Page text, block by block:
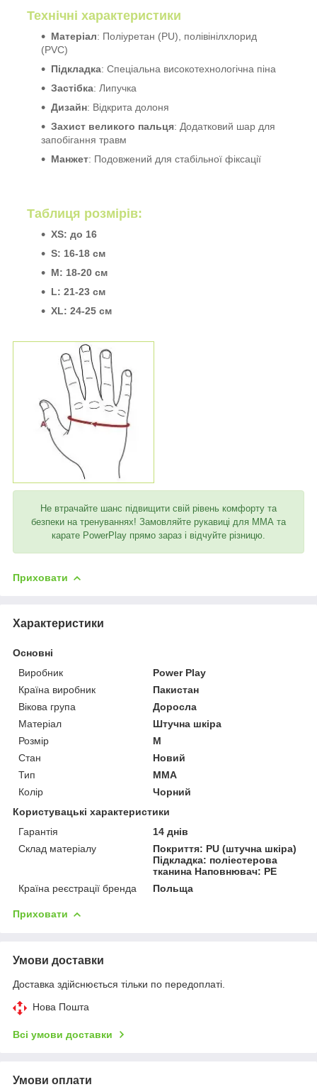
Технічні характеристики
Матеріал: Поліуретан (PU), полівінілхлорид
(PVC)
Підкладка: Спеціальна високотехнологічна піна
Застібка: Липучка
Дизайн: Відкрита долоня
Захист великого пальця: Додатковий шар для
запобігання травм
Манжет: Подовжений для стабільної фіксації
Таблиця розмірів:
XS: до 16
S: 16-18 см
M: 18-20 см
L: 21-23 см
XL: 24-25 см
Не втрачайте шанс підвищити свій рівень комфорту та
безпеки на тренуваннях! Замовляйте рукавиці для ММА та
карате PowerPlay прямо зараз і відчуйте різницю.
Приховати
Характеристики
Основні
Виробник
Power Play
Країна виробник
Пакистан
Вікова група
Доросла
Матеріал
Штучна шкіра
Розмір
M
Стан
Новий
Тип
MMA
Колір
Чорний
Користувацькі характеристики
Гарантія
14 днів
Склад матеріалу
Покриття: PU (штучна шкіра)
Підкладка: поліестерова
тканина Наповнювач: PE
Країна реєстрації бренда
Польща
Приховати
Умови доставки
Доставка здійснюється тільки по передоплаті.
Нова Пошта
Всі умови доставки
Умови оплати